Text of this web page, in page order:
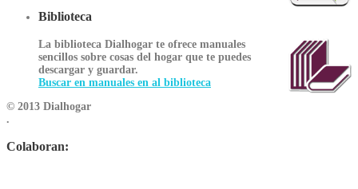
Biblioteca
La biblioteca Dialhogar te ofrece manuales
sencillos sobre cosas del hogar que te puedes
descargar y guardar.
Buscar en manuales en al biblioteca
© 2013 Dialhogar
.
Colaboran: